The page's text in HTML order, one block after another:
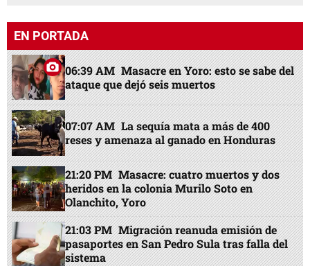
EN PORTADA
06:39 AM Masacre en Yoro: esto se sabe del
ataque que dejó seis muertos
07:07 AM La sequía mata a más de 400
reses y amenaza al ganado en Honduras
21:20 PM Masacre: cuatro muertos y dos
heridos en la colonia Murilo Soto en
Olanchito, Yoro
21:03 PM Migración reanuda emisión de
pasaportes en San Pedro Sula tras falla del
sistema